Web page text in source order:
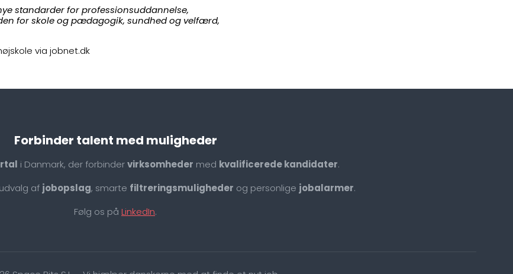
standarder for professionsuddannelse,
for skole og pædagogik, sundhed og velfærd,
via jobnet.dk
Forbinder talent med muligheder
i Danmark, der forbindervirksomheder med kvalificerede kandidater.
af jobopslag, smarte filtreringsmuligheder og personlige jobalarmer.
Følg os på LinkedIn.